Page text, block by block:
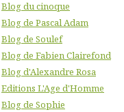
Blog du cinoque
Blog de Pascal Adam
Blog de Soulef
Blog de Fabien Clairefond
Blog d'Alexandre Rosa
Editions L'Age d'Homme
Blog de Sophie